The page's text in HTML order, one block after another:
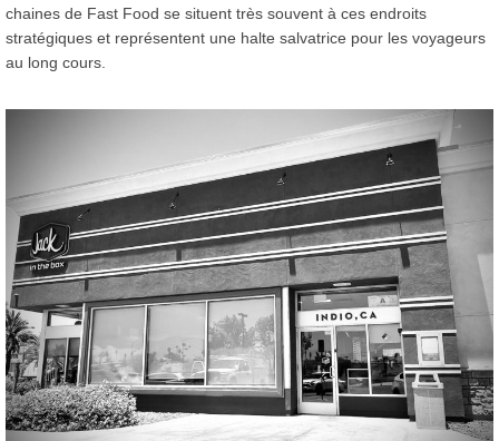
chaines de Fast Food se situent très souvent à ces endroits
stratégiques et représentent une halte salvatrice pour les voyageurs
au long cours.